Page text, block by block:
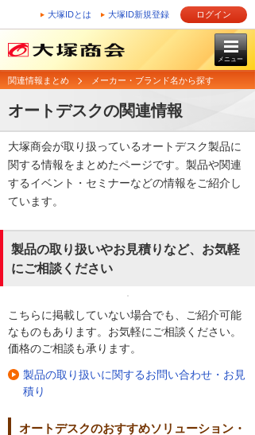
大塚IDとは 大塚ID新規登録 ログイン
メニュー
関連情報まとめ メーカー・ブランド名から探す
オートデスクの関連情報
大塚商会が取り扱っているオートデスク製品に
関する情報をまとめたページです。製品や関連
するイベント・セミナーなどの情報をご紹介し
ています。
製品の取り扱いやお見積りなど、お気軽
にご相談ください
こちらに掲載していない場合でも、ご紹介可能
なものもあります。お気軽にご相談ください。
価格のご相談も承ります。
製品の取り扱いに関するお問い合わせ・お見
積り
オートデスクのおすすめソリューション・